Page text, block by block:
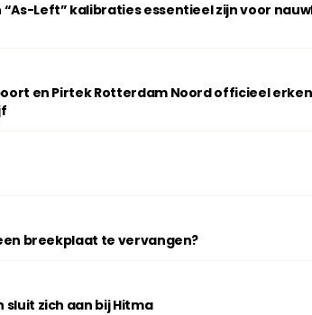
“As-Left” kalibraties essentieel zijn voor
en Pirtek Rotterdam Noord officieel
breekplaat te vervangen?
zich aan bij Hitma